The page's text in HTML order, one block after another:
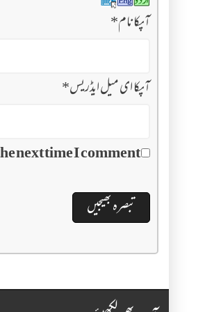
آپکا نام*
آپکا ای میل ایڈریس*
next time I comment.